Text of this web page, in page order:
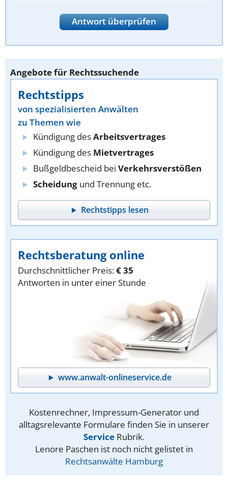
Antwort überprüfen
Angebote für Rechtssuchende
Rechtstipps
von spezialisierten Anwälten
zu Themen wie
Kündigung desArbeitsvertrages
Kündigung des Mietvertrages
Bußgeldbescheid bei Verkehrsverstößen
Scheidung und Trennung etc.
Rechtstipps lesen
Rechtsberatung online
Durchschnittlicher Preis:€ 35
Antworten in unter einer Stunde
www.anwalt-onlineservice.de
Kostenrechner, Impressum-Generator und
alltagsrelevante Formulare finden Sie in unserer
Service Rubrik.
Lenore Paschen ist noch nicht gelistet in
Rechtsanwälte Hamburg